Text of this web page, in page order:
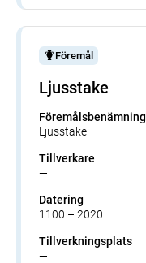
Föremål
Ljusstake
Föremålsbenämning
Ljusstake
Tillverkare
—
Datering
1100 – 2020
Tillverkningsplats
—